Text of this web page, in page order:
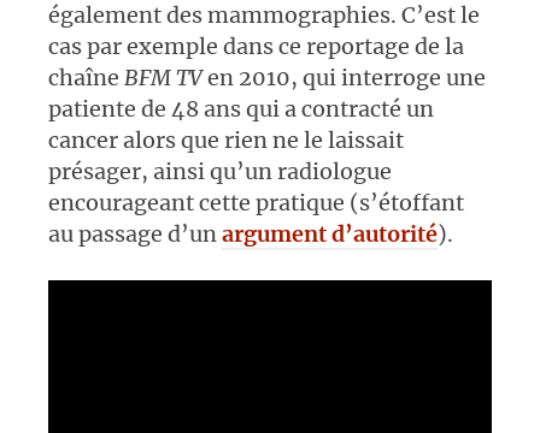
également des mammographies. C’est le
cas par exemple dans ce reportage de la
chaîne BFM TVen 2010, qui interroge une
patiente de 48 ans qui a contracté un
cancer alors que rien ne le laissait
présager, ainsi qu’un radiologue
encourageant cette pratique (s’étoffant
au passage d’unargument d’autorité).